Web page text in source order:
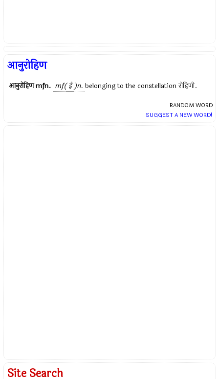
आनुरोहिण
आनुरोहिणmfn. mf( ई )n. belonging to the constellationरोहिणी.
RANDOM WORD
SUGGEST A NEW WORD!
Site Search